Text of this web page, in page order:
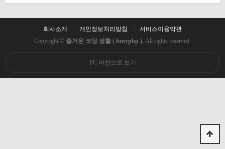
회사소개 개인정보처리방침
서비스이용약관
Copyright © 즐거운 코딩 생활 ( funyphp ). All rights reserved.
PC 버전으로 보기